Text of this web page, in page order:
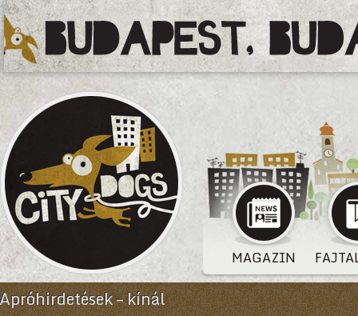
MAGAZIN
Apróhirdetések – kínál